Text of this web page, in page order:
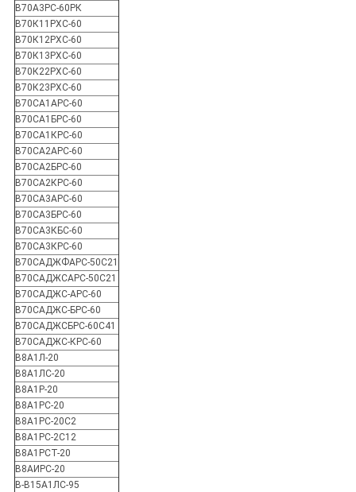
В70А3РС-60РК
В70К11РХС-60
В70К12РХС-60
В70К13РХС-60
В70К22РХС-60
В70К23РХС-60
В70СА1АРС-60
В70СА1БРС-60
В70СА1КРС-60
В70СА2АРС-60
В70СА2БРС-60
В70СА2КРС-60
В70СА3АРС-60
В70СА3БРС-60
В70СА3КБС-60
В70СА3КРС-60
В70САДЖФАРС-50С21
В70САДЖСАРС-50С21
В70САДЖС-АРС-60
В70САДЖС-БРС-60
В70САДЖСБРС-60С41
В70САДЖС-КРС-60
В8А1Л-20
В8А1ЛС-20
В8А1Р-20
В8А1РС-20
В8А1РС-20С2
В8А1РС-2С12
В8А1РСТ-20
В8АИРС-20
В-В15А1ЛС-95